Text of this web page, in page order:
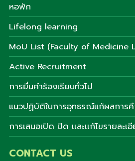
หอพัก
Lifelong learning
MoU List (Faculty of Medicine
Active Recruitment
การยื่นคำร้องเรียนทั่วไป
แนวปฏิบัติในการอุทธรณ์แก้ผลการ
การเสนอเปิด ปิด เเละเเก้ไขรายละเ
CONTACT US